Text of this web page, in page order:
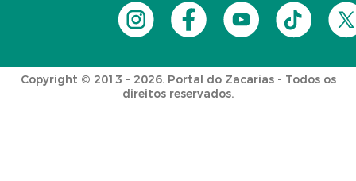
Copyright © 2013 - 2026. Portal do Zacarias - Todos os
direitos reservados.